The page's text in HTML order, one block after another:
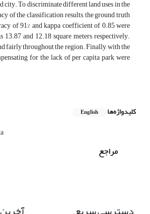
city. To discriminate different land uses in the
of the classification results, the ground truth
of 91% and kappa coefficient of 0.85 were
and 12.18 square meters respectively.
fairly throughout the region. Finally, with the
for the lack of per capita park were
کلیدواژه‌ها English
مراجع